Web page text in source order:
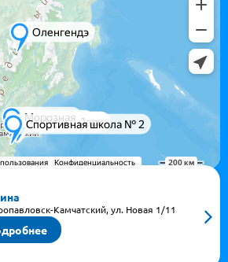
Камчатский, ул. Новая 1/1​1